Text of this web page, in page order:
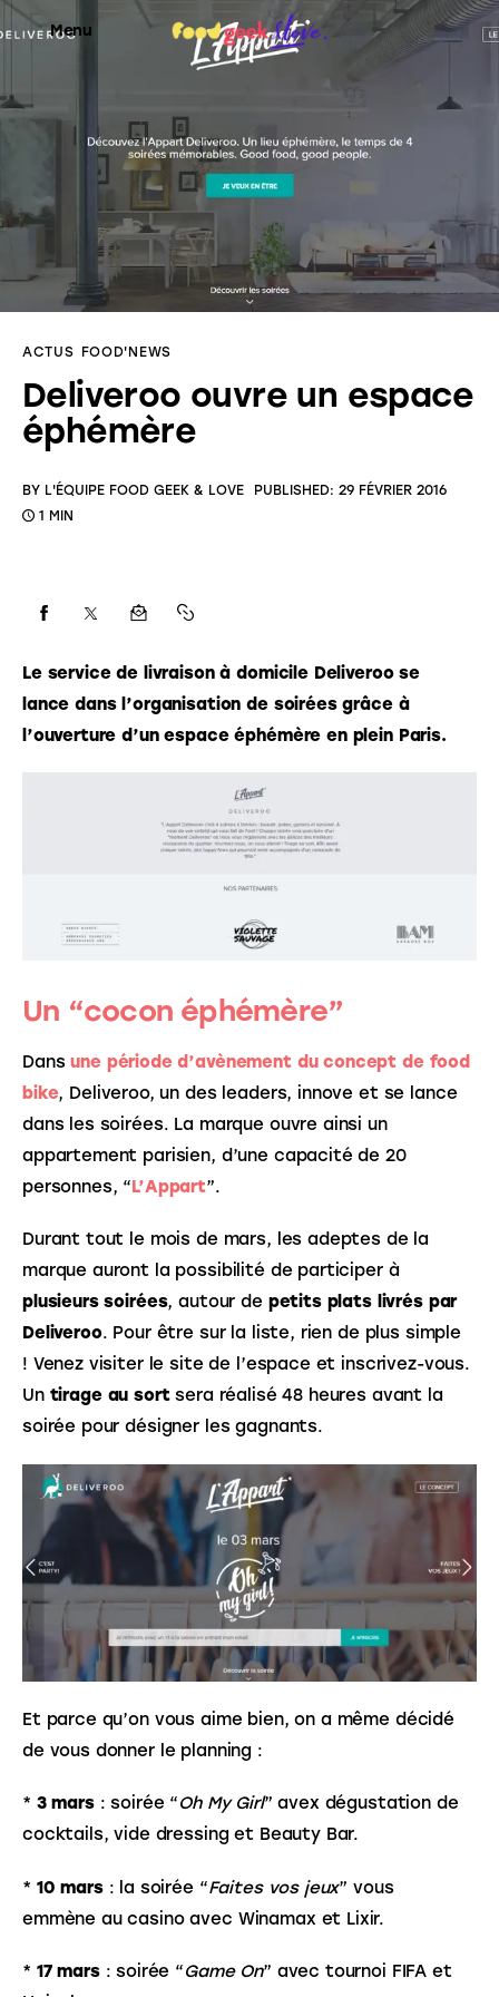
Menu
Food’News
Food’Com
Food’Art
Food’Life
ACTUS FOOD'NEWS
Deliveroo ouvre un espace
éphémère
BY L'ÉQUIPE FOOD GEEK & LOVE PUBLISHED: 29 FÉVRIER 2016
1 MIN
Le service de livraison à domicile Deliveroo se
lance dans l’organisation de soirées grâce à
l’ouverture d’un espace éphémère en plein Paris.
Un “cocon éphémère”
Dans une période d’avènement du concept de food
bike, Deliveroo, un des leaders, innove et se lance
dans les soirées. La marque ouvre ainsi un
appartement parisien, d’une capacité de 20
personnes, “L’Appart”.
Durant tout le mois de mars, les adeptes de la
marque auront la possibilité de participer à
plusieurs soirées, autour de petits plats livrés par
Deliveroo. Pour être sur la liste, rien de plus simple
! Venez visiter le site de l’espace et inscrivez-vous.
Un tirage au sort sera réalisé 48 heures avant la
soirée pour désigner les gagnants.
Et parce qu’on vous aime bien, on a même décidé
de vous donner le planning :
* 3 mars : soirée “Oh My Girl” avex dégustation de
cocktails, vide dressing et Beauty Bar.
* 10 mars : la soirée “Faites vos jeux” vous
emmène au casino avec Winamax et Lixir.
* 17 mars : soirée “Game On” avec tournoi FIFA et